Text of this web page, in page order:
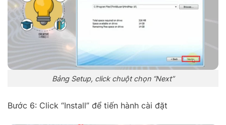
Bảng Setup, click chuột chọn “Next”
Bước 6: Click “Install” để tiến hành cài đặt